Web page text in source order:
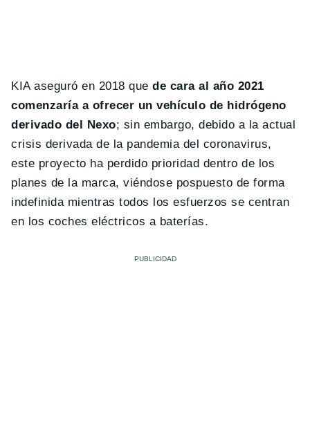
KIA aseguró en 2018 quede cara al año 2021
comenzaría a ofrecer un vehículo de hidrógeno
derivado del Nexo; sin embargo, debido a la actual
crisis derivada de la pandemia del coronavirus,
este proyecto ha perdido prioridad dentro de los
planes de la marca, viéndose pospuesto de forma
indefinida mientras todos los esfuerzos se centran
en los coches eléctricos a baterías.